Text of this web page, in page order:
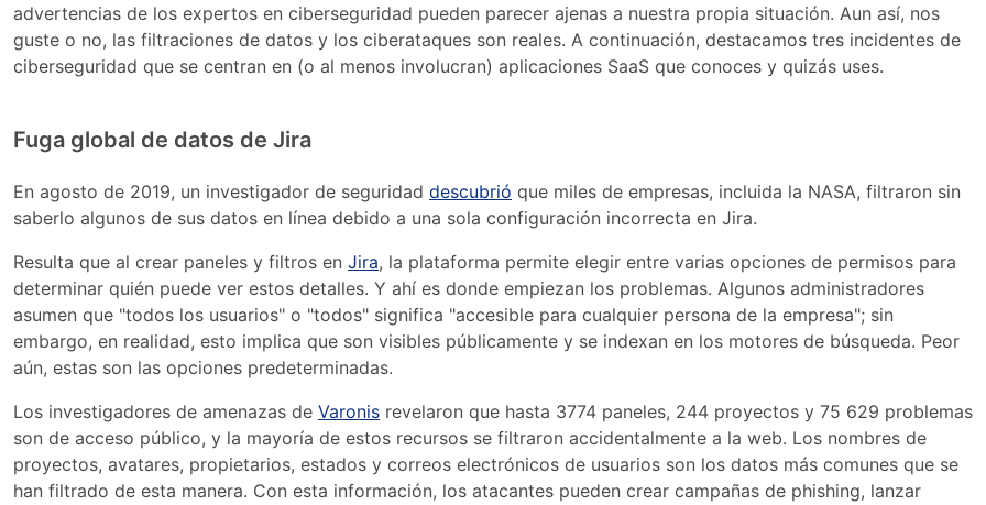
advertencias de los expertos en ciberseguridad pueden parecer ajenas a nuestra propia situación. Aun así, nos
guste o no, las filtraciones de datos y los ciberataques son reales. A continuación, destacamos tres incidentes de
ciberseguridad que se centran en (o al menos involucran) aplicaciones SaaS que conoces y quizás uses.
Fuga global de datos de Jira
En agosto de 2019, un investigador de seguridaddescubrió que miles de empresas, incluida la NASA, filtraron sin
saberlo algunos de sus datos en línea debido a una sola configuración incorrecta en Jira.
Resulta que al crear paneles y filtros enJira, la plataforma permite elegir entre varias opciones de permisos para
determinar quién puede ver estos detalles. Y ahí es donde empiezan los problemas. Algunos administradores
asumen que "todos los usuarios" o "todos" significa "accesible para cualquier persona de la empresa"; sin
embargo, en realidad, esto implica que son visibles públicamente y se indexan en los motores de búsqueda. Peor
aún, estas son las opciones predeterminadas.
Los investigadores de amenazas deVaronis revelaron que hasta 3774 paneles, 244 proyectos y 75 629 problemas
son de acceso público, y la mayoría de estos recursos se filtraron accidentalmente a la web. Los nombres de
proyectos, avatares, propietarios, estados y correos electrónicos de usuarios son los datos más comunes que se
han filtrado de esta manera. Con esta información, los atacantes pueden crear campañas de phishing, lanzar